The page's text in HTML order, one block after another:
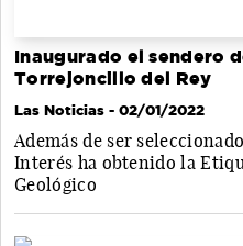
Inaugurado el sendero
Torrejoncillo del Rey
Las Noticias - 02/01/2022
Además de ser
Interés ha obtenido la
Geológico